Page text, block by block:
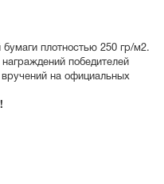
плотностью 250 гр/м2.
победителей
на официальных